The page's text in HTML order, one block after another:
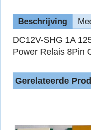
Beschrijving
DC12V-SHG 1A
Power Relais 8Pin
Gerelateerde